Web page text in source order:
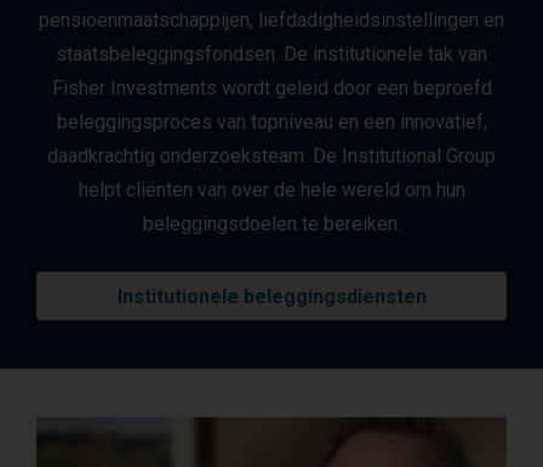
pensioenmaatschappijen, liefdadigheidsinstellingen en
staatsbeleggingsfondsen. De institutionele tak van
Fisher Investments wordt geleid door een beproefd
beleggingsproces van topniveau en een innovatief,
daadkrachtig onderzoeksteam. De Institutional Group
helpt cliënten van over de hele wereld om hun
beleggingsdoelen te bereiken.
Institutionele beleggingsdiensten